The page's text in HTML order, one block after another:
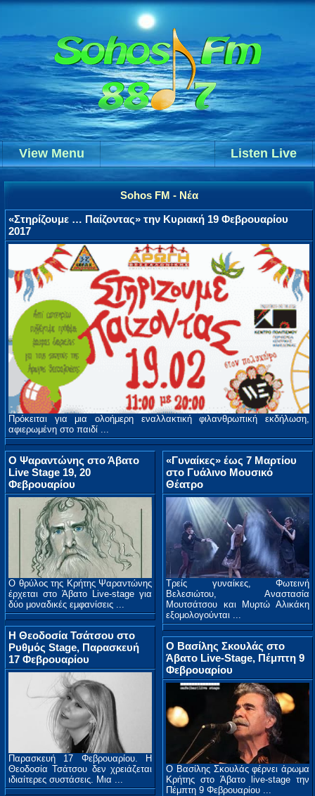
Listen Live
View Menu
Sohos FM - Νέα
«Στηρίζουμε … Παίζοντας» την Κυριακή 19 Φεβρουαρίου
2017
Πρόκειται για μια ολοήμερη εναλλακτική φιλανθρωπική εκδήλωση,
αφιερωμένη στο παιδί ...
Ο Ψαραντώνης στο Άβατο
Live Stage 19, 20
Φεβρουαρίου
Ο θρύλος της Κρήτης Ψαραντώνης
έρχεται στο Άβατο Live-stage για
δύο μοναδικές εμφανίσεις ...
Η Θεοδοσία Τσάτσου στο
Ρυθμός Stage, Παρασκευή
17 Φεβρουαρίου
Παρασκευή 17 Φεβρουαρίου. Η
Θεοδοσία Τσάτσου δεν χρειάζεται
ιδιαίτερες συστάσεις. Μια ...
«Γυναίκες» έως 7 Μαρτίου
στο Γυάλινο Μουσικό
Θέατρο
Τρείς γυναίκες, Φωτεινή
Βελεσιώτου, Αναστασία
Μουτσάτσου και Μυρτώ Αλικάκη
εξομολογούνται ...
Ο Βασίλης Σκουλάς στο
Άβατο Live-Stage, Πέμπτη 9
Φεβρουαρίου
Ο Βασίλης Σκουλάς φέρνει άρωμα
Κρήτης στο Άβατο live-stage την
Πέμπτη 9 Φεβρουαρίου ...